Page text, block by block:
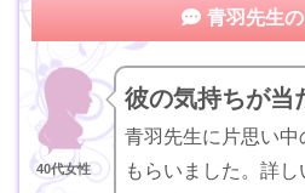
青羽先生
40代女性
彼の気持ちが当
青羽先生に片思い
もらいました。詳